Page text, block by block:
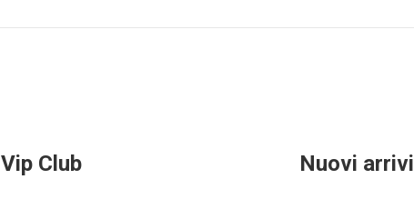
Vip Club Nuovi arrivi